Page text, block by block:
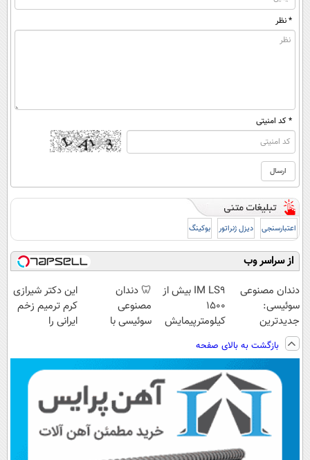
* نظر
* کد امنیتی
اعتبارسنجی دیزل ژنراتور بوکینگ
از سراسر وب
دندان مصنوعی
سوئیسی:
جدیدترین
فناوری اروپا،
سبک و مقاوم |
پرداخت قسطی
IM LS9 بیش از
1500
کیلومترپیمایش
🦷 دندان
مصنوعی
سوئیسی با
پرداخت در 4
قسط |📍 تهران
این دکتر شیرازی
کرم ترمیم زخم
ایرانی را
بازگشت به بالای صفحه